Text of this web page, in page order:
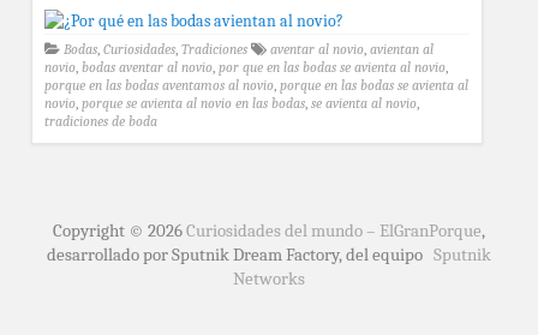
Bodas, Curiosidades, Tradiciones aventar al novio, avientan al
novio, bodas aventar al novio, por que en las bodas se avienta al novio,
porque en las bodas aventamos al novio, porque en las bodas se avienta al
novio, porque se avienta al novio en las bodas, se avienta al novio,
tradiciones de boda
Copyright © 2026Curiosidades del mundo – ElGranPorque,
desarrollado por Sputnik Dream Factory, del equipo Sputnik
Networks